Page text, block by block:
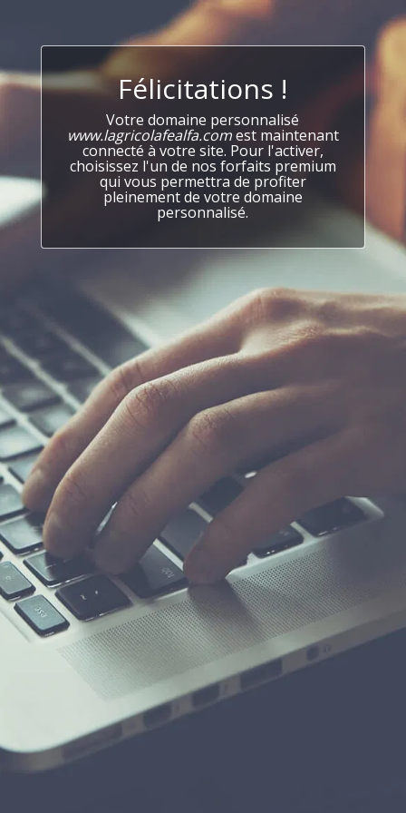
Félicitations !
Votre domaine personnalisé
www.lagricolafealfa.comest maintenant
connecté à votre site. Pour l'activer,
choisissez l'un de nos forfaits premium
qui vous permettra de profiter
pleinement de votre domaine
personnalisé.